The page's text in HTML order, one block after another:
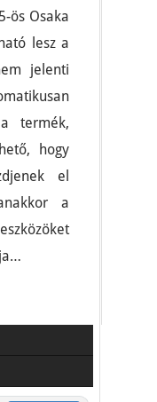
ös Osaka
lesz a
jelenti
termék,
hogy
el
a